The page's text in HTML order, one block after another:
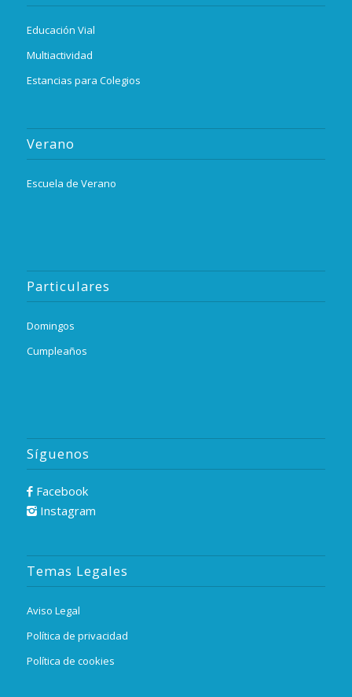
Educación Vial
Multiactividad
Estancias para Colegios
Verano
Escuela de Verano
Particulares
Domingos
Cumpleaños
Síguenos
Facebook
Instagram
Temas Legales
Aviso Legal
Política de privacidad
Política de cookies